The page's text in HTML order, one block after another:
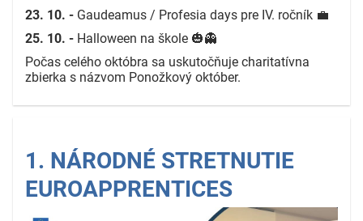
23. 10. - Gaudeamus / Profesia days pre IV. ročník 💼
25. 10. - Halloween na škole 🎃👻
Počas celého októbra sa uskutočňuje charitatívna
zbierka s názvom Ponožkový október.
1. NÁRODNÉ STRETNUTIE
EUROAPPRENTICES